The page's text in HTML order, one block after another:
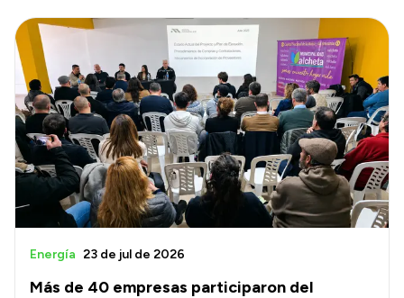
Más de 40 empresas participaron del
Energía 23 de jul de 2026